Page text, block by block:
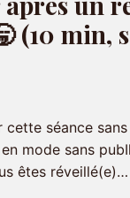
(10 min,
cette séance sans
mode sans
êtes réveillé(e)…